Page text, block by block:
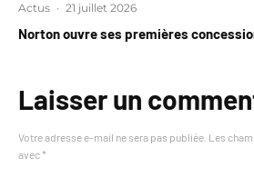
Actus · 21 juillet 2026
Norton ouvre ses premières
Laisser un
Votre adresse e-mail ne sera pas publiée. Les
avec *